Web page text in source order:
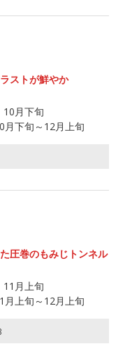
ストが鮮やか
10月下旬
月下旬～12月上旬
圧巻のもみじトンネル
11月上旬
月上旬～12月上旬